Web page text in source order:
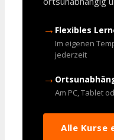
→ Flexibles
Im eigenen
jederzeit
→
Am PC, Tablet
Alle Kurse